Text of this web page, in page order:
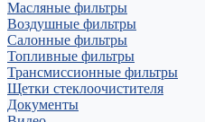
Масляные фильтры
Воздушные фильтры
Салонные фильтры
Топливные фильтры
Трансмиссионные фильтры
Щетки стеклоочистителя
Документы